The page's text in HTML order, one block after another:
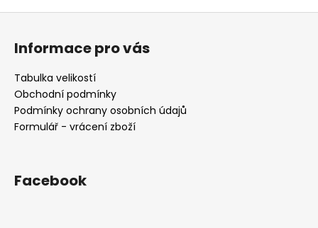
Z
Informace pro vás
Tabulka velikostí
Obchodní podmínky
Podmínky ochrany osobních údajů
Formulář - vrácení zboží
Facebook